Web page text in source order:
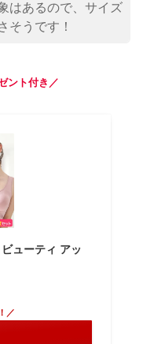
はあるので、サイズ
そうです！
ント付き／
ューティ アッ
／